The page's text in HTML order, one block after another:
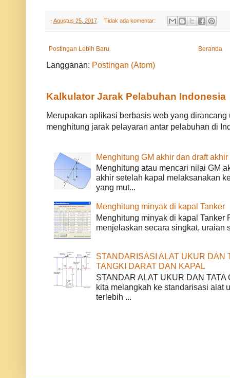
- Agustus 25, 2017 Tidak ada komentar:
Postingan Lebih Baru Beranda
Langganan: Postingan (Atom)
Kalkulator Jarak Pelabuhan Indonesia
Merupakan aplikasi berbasis web yang
menghitung jarak pelayaran antar pelabuhan di
Menghitung GM akhir dan draft
Menghitung atau mencari nilai GM
akhir setelah kapal melaksanakan
yang mut...
Menghitung minyak di kapal Tanker
Menghitung minyak di kapal
menjelaskan secara singkat, uraian
STANDARISASI ALAT UKUR DAN
TANGKI DARAT DAN KAPAL
STANDAR ALAT UKUR DAN
kita melangkah ke standarisasi alat
terlebih ...